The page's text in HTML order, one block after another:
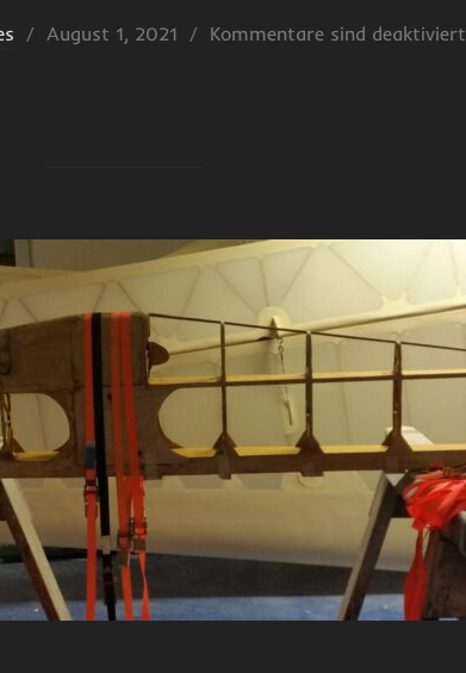
Veröffentlicht
August 1, 2021 Kommentare sind deaktiviert